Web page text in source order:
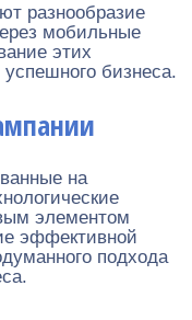
разнообразие
мобильные
этих
бизнеса.
на
элементом
эффективной
подхода